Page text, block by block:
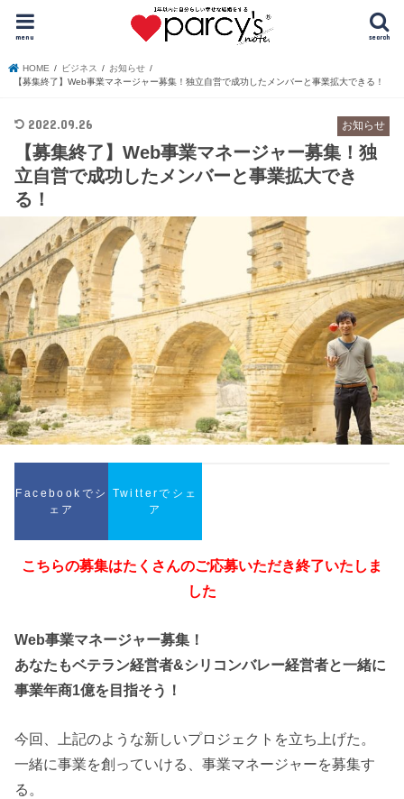
search
menu
HOME ビジネス
お知らせ
【募集終了】Web事業マネージャー募集！独立自営で成功したメンバーと事業拡大できる！
お知らせ
2022.09.26
【募集終了】Web事業マネージャー募集！独
立自営で成功したメンバーと事業拡大でき
る！
Facebookでシ
ェア
Twitterでシェ
ア
こちらの募集はたくさんのご応募いただき終了いたしま
した
Web事業マネージャー募集！
あなたもベテラン経営者&シリコンバレー経営者と一緒に
事業年商1億を目指そう！
今回、上記のような新しいプロジェクトを立ち上げた。
一緒に事業を創っていける、事業マネージャーを募集す
る。